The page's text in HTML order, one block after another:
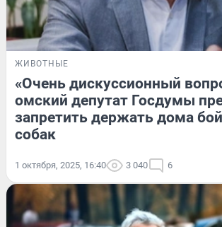
ЖИВОТНЫЕ
«Очень дискуссионный
омский депутат Госдумы
запретить держать дома
собак
1 октября, 2025, 16:40 3 040 6